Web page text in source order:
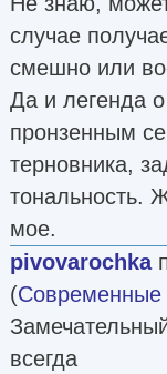
случае
смешно или
Да и легенда
пронзенным
терновника,
тональность.
мое.
pivovarochka
(
всегда